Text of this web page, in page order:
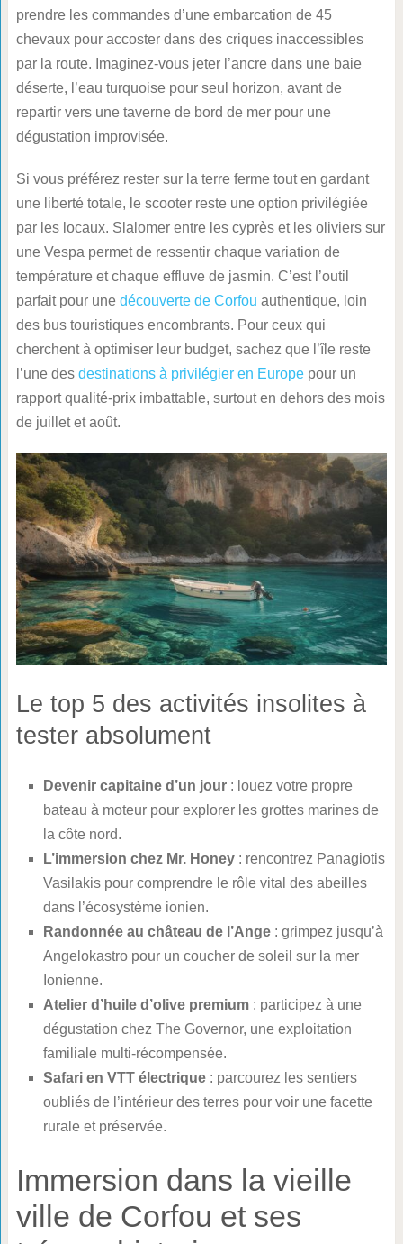
prendre les commandes d’une embarcation de 45
chevaux pour accoster dans des criques inaccessibles
par la route. Imaginez-vous jeter l’ancre dans une baie
déserte, l’eau turquoise pour seul horizon, avant de
repartir vers une taverne de bord de mer pour une
dégustation improvisée.
Si vous préférez rester sur la terre ferme tout en gardant
une liberté totale, le scooter reste une option privilégiée
par les locaux. Slalomer entre les cyprès et les oliviers sur
une Vespa permet de ressentir chaque variation de
température et chaque effluve de jasmin. C’est l’outil
parfait pour une découverte de Corfou authentique, loin
des bus touristiques encombrants. Pour ceux qui
cherchent à optimiser leur budget, sachez que l’île reste
l’une des destinations à privilégier en Europepour un
rapport qualité-prix imbattable, surtout en dehors des mois
de juillet et août.
Le top 5 des activités insolites à
tester absolument
Devenir capitaine d’un jour: louez votre propre
bateau à moteur pour explorer les grottes marines de
la côte nord.
L’immersion chez Mr. Honey: rencontrez Panagiotis
Vasilakis pour comprendre le rôle vital des abeilles
dans l’écosystème ionien.
Randonnée au château de l’Ange: grimpez jusqu’à
Angelokastro pour un coucher de soleil sur la mer
Ionienne.
Atelier d’huile d’olive premium: participez à une
dégustation chez The Governor, une exploitation
familiale multi-récompensée.
Safari en VTT électrique: parcourez les sentiers
oubliés de l’intérieur des terres pour voir une facette
rurale et préservée.
Immersion dans la vieille
ville de Corfou et ses